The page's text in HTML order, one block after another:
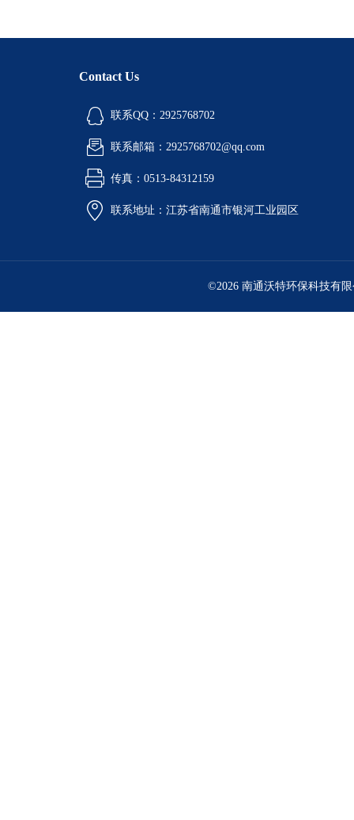
Contact Us
联系QQ：2925768702
联系邮箱：2925768702@qq.com
传真：0513-84312159
联系地址：江苏省南通市银河工业园区
©2026 南通沃特环保科技有